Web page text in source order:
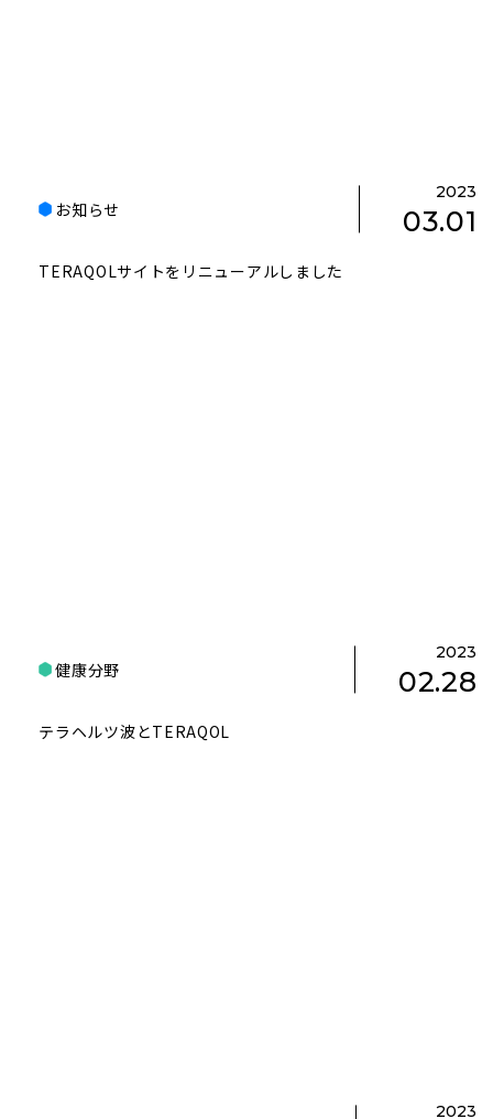
お知らせ
2023
03.01
TERAQOLサイトをリニューアルしました
健康分野
2023
02.28
テラヘルツ波とTERAQOL
2023